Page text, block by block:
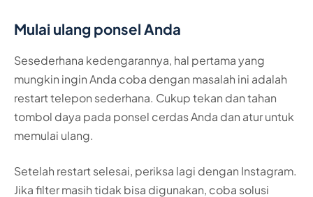
Mulai ulang ponsel Anda
Sesederhana kedengarannya, hal pertama yang
mungkin ingin Anda coba dengan masalah ini adalah
restart telepon sederhana. Cukup tekan dan tahan
tombol daya pada ponsel cerdas Anda dan atur untuk
memulai ulang.
Setelah restart selesai, periksa lagi dengan Instagram.
Jika filter masih tidak bisa digunakan, coba solusi